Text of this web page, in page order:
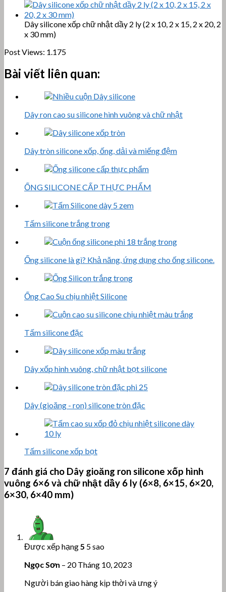
Dây silicone xốp chữ nhật dầy 2 ly (2 x 10, 2 x 15, 2 x 20, 2
x 30 mm)
Post Views: 1.175
Bài viết liên quan:
Dây ron cao su silicone hình vuông và chữ nhật
Dây tròn silicone xốp, ống, dải và miếng đệm
ỐNG SILICONE CẤP THỰC PHẨM
Tấm silicone trắng trong
Ống silicone là gì? Khả năng, ứng dụng cho ống silicone.
Ống Cao Su chịu nhiệt Silicone
Tấm silicone đặc
Dây xốp hình vuông, chữ nhật bọt silicone
Dây (gioăng - ron) silicone tròn đặc
Tấm silicone xốp bọt
7 đánh giá cho Dây gioăng ron silicone xốp hình
vuông 6×6 và chữ nhật dầy 6 ly (6×8, 6×15, 6×20,
6×30, 6×40 mm)
Được xếp hạng 5 5 sao
Ngọc Sơn – 20 Tháng 10, 2023
Người bán giao hàng kịp thời và ưng ý